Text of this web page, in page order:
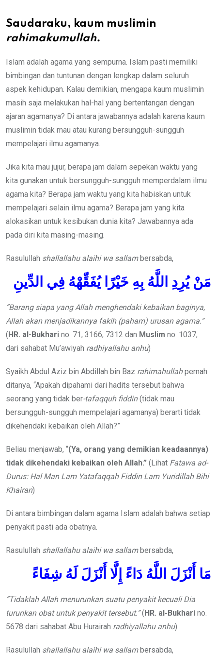
Saudaraku, kaum muslimin
rahimakumullah.
Islam adalah agama yang sempurna. Islam pasti memiliki
bimbingan dan tuntunan dengan lengkap dalam seluruh
aspek kehidupan. Kalau demikian, mengapa kaum muslimin
masih saja melakukan hal-hal yang bertentangan dengan
ajaran agamanya? Di antara jawabannya adalah karena kaum
muslimin tidak mau atau kurang bersungguh-sungguh
mempelajari ilmu agamanya.
Jika kita mau jujur, berapa jam dalam sepekan waktu yang
kita gunakan untuk bersungguh-sungguh memperdalam ilmu
agama kita? Berapa jam waktu yang kita habiskan untuk
mempelajari selain ilmu agama? Berapa jam yang kita
alokasikan untuk kesibukan dunia kita? Jawabannya ada
pada diri kita masing-masing.
Rasulullah shallallahu alaihi wa sallambersabda,
مَنْ يُرِدِ اللَّهُ بِهِ خَيْرًا يُفَقِّهْهُ فِي الدِّينِ
“Barang siapa yang Allah menghendaki kebaikan baginya,
Allah akan menjadikannya fakih (paham) urusan agama.”
(HR. al-Bukhari no. 71, 3166, 7312 dan Muslim no. 1037,
dari sahabat Mu’awiyah radhiyallahu anhu)
Syaikh Abdul Aziz bin Abdillah bin Baz rahimahullahpernah
ditanya, “Apakah dipahami dari hadits tersebut bahwa
seorang yang tidak ber-tafaqquh fiddin(tidak mau
bersungguh-sungguh mempelajari agamanya) berarti tidak
dikehendaki kebaikan oleh Allah?”
Beliau menjawab, “(Ya, orang yang demikian keadaannya)
tidak dikehendaki kebaikan oleh Allah.” (Lihat Fatawa ad-
Durus: Hal Man Lam Yatafaqqah Fiddin Lam Yuridillah Bihi
Khairan)
Di antara bimbingan dalam agama Islam adalah bahwa setiap
penyakit pasti ada obatnya.
Rasulullah shallallahu alaihi wa sallambersabda,
مَا أَنْزَلَ اللَّهُ دَاءً إِلَّا أَنْزَلَ لَهُ شِفَاءً
“Tidaklah Allah menurunkan suatu penyakit kecuali Dia
turunkan obat untuk penyakit tersebut.”(HR. al-Bukhari no.
5678 dari sahabat Abu Hurairah radhiyallahu anhu)
Rasulullah shallallahu alaihi wa sallambersabda,